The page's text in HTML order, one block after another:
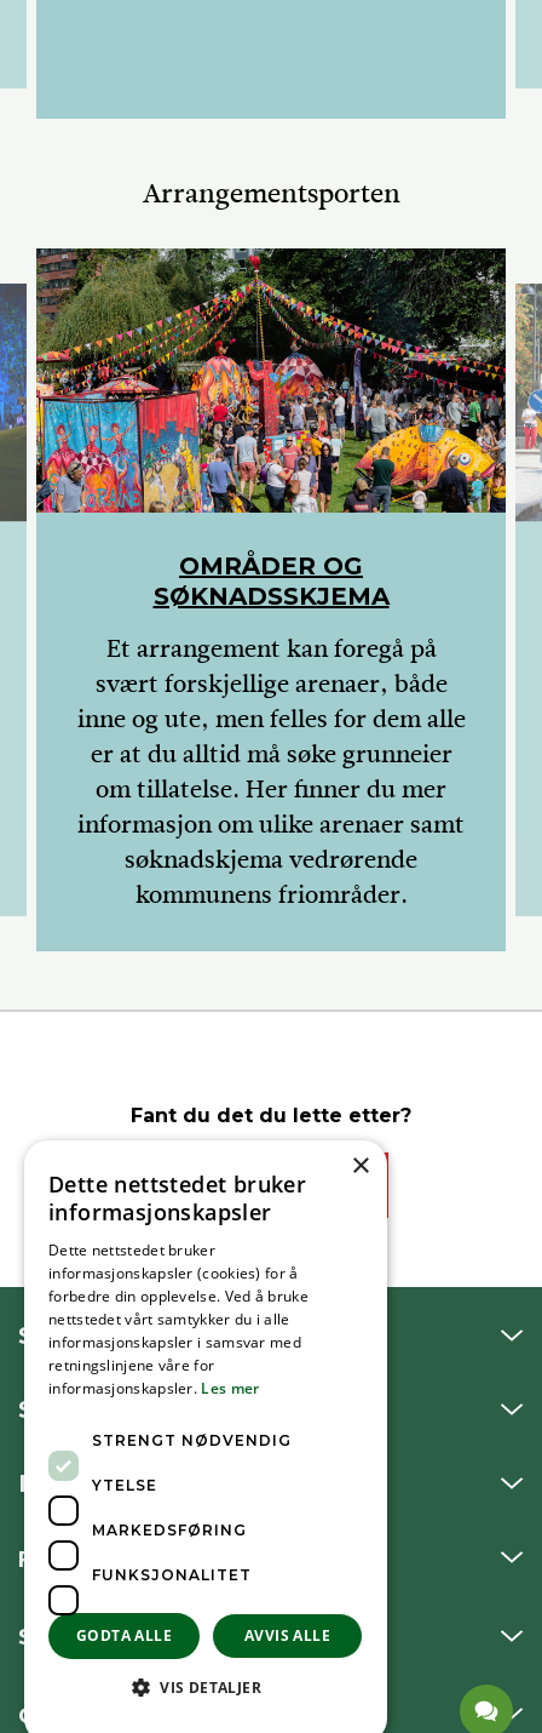
Arrangementsporten
OMRÅDER OG
SØKNADSSKJEMA
Et arrangement kan foregå på
svært forskjellige arenaer, både
inne og ute, men felles for dem alle
er at du alltid må søke grunneier
om tillatelse. Her finner du mer
informasjon om ulike arenaer samt
søknadskjema vedrørende
kommunens friområder.
Fant du det du lette etter?
Ja
SNAKK MED OSS
SKRIV TIL OSS
BESØK OSS
FØLG OSS
SNARVEIER
OM KOMMUNEN
×
Dette nettstedet bruker
informasjonskapsler
Dette nettstedet bruker
informasjonskapsler (cookies) for å
forbedre din opplevelse. Ved å bruke
nettstedet vårt samtykker du i alle
informasjonskapsler i samsvar med
retningslinjene våre for
informasjonskapsler. Les mer
STRENGT NØDVENDIG
YTELSE
MARKEDSFØRING
FUNKSJONALITET
GODTA ALLE AVVIS ALLE
VIS DETALJER